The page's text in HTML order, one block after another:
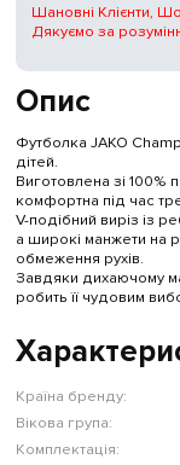
Опис
Футболка JAKO
дітей.
Виготовлена зі 100%
комфортна під час
V-подібний виріз із
а широкі манжети на
обмеження рухів.
Завдяки дихаючому
робить її чудовим
Країна бренду:
Вікова група:
Комплектація:
Шановні Клієнти,
Дякуємо за